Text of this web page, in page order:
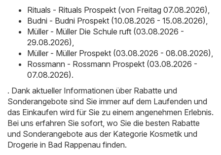
Rituals - Rituals Prospekt (von Freitag 07.08.2026),
Budni - Budni Prospekt (10.08.2026 - 15.08.2026),
Müller - Müller Die Schule ruft (03.08.2026 -
29.08.2026),
Müller - Müller Prospekt (03.08.2026 - 08.08.2026),
Rossmann - Rossmann Prospekt (03.08.2026 -
07.08.2026).
. Dank aktueller Informationen über Rabatte und
Sonderangebote sind Sie immer auf dem Laufenden und
das Einkaufen wird für Sie zu einem angenehmen Erlebnis.
Bei uns erfahren Sie sofort, wo Sie die besten Rabatte
und Sonderangebote aus der Kategorie Kosmetik und
Drogerie in Bad Rappenau finden.